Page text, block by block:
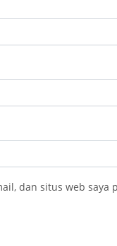
dan situs web